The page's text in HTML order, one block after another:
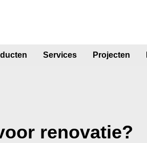
Services Projecten
renovatie?